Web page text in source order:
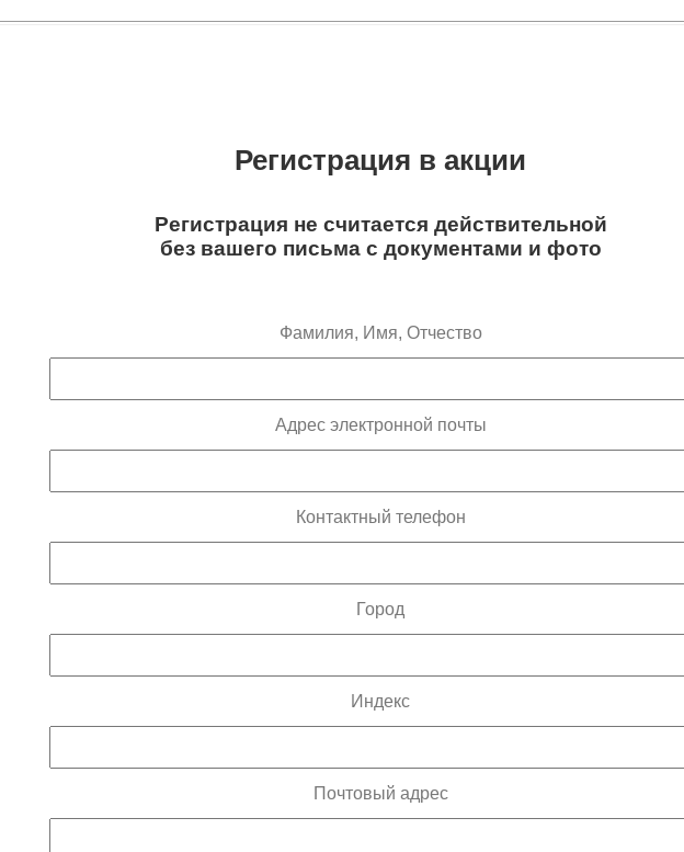
Регистрация в акции
Регистрация не считается действительной
без вашего письма с документами и фото
Фамилия, Имя, Отчество
Адрес электронной почты
Контактный телефон
Город
Индекс
Почтовый адрес